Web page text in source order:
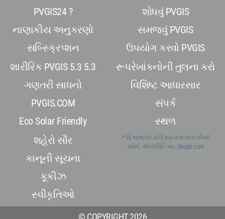
PVGIS24 ?
નાણાકીય અનુકરણો
સબ્સ્ક્રિપ્શન
શારીરિક PVGIS 5.3 5.3
ગણતરી સાધનો
PVGIS.COM
Eco Solar Friendly
શહેરો સૌર
કાનૂની સૂચના
કૂકીઝ
સ્વીકૃતિઓ
શોધવું PVGIS
સમજવું PVGIS
ઉપયોગ કરવો PVGIS
રૂપરેખાંકનોની તુલના કરો
વિશિષ્ટ આધારસાર
સંપર્ક
સ્થળ
* વિશ્વભરમાં સક્રિય વપરાશકર્તાઓ
સોર્સ: એનાલિટિક્સ. Google.com
© COPYRIGHT 2026